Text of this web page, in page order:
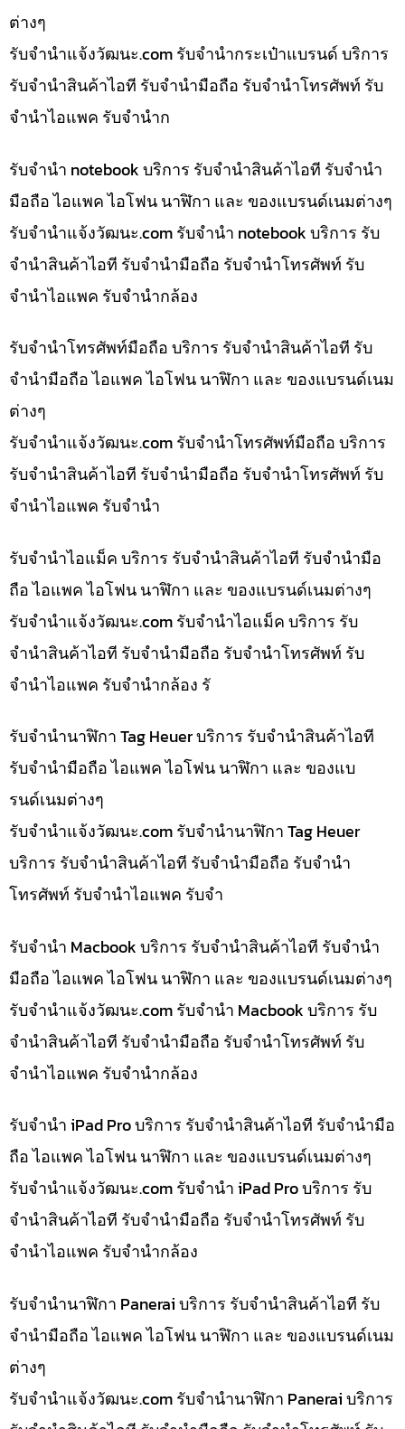
ต่างๆ
รับจํานําแจ้งวัฒนะ.com รับจำนำกระเป๋าแบรนด์ บริการ
รับจำนำสินค้าไอที รับจำนำมือถือ รับจำนำโทรศัพท์ รับ
จำนำไอแพค รับจำนำก
รับจำนำ notebook บริการ รับจำนำสินค้าไอที รับจำนำ
มือถือ ไอแพค ไอโฟน นาฬิกา และ ของแบรนด์เนมต่างๆ
รับจํานําแจ้งวัฒนะ.com รับจำนำ notebook บริการ รับ
จำนำสินค้าไอที รับจำนำมือถือ รับจำนำโทรศัพท์ รับ
จำนำไอแพค รับจำนำกล้อง
รับจำนำโทรศัพท์มือถือ บริการ รับจำนำสินค้าไอที รับ
จำนำมือถือ ไอแพค ไอโฟน นาฬิกา และ ของแบรนด์เนม
ต่างๆ
รับจํานําแจ้งวัฒนะ.com รับจำนำโทรศัพท์มือถือ บริการ
รับจำนำสินค้าไอที รับจำนำมือถือ รับจำนำโทรศัพท์ รับ
จำนำไอแพค รับจำนำ
รับจำนำไอแม็ค บริการ รับจำนำสินค้าไอที รับจำนำมือ
ถือ ไอแพค ไอโฟน นาฬิกา และ ของแบรนด์เนมต่างๆ
รับจํานําแจ้งวัฒนะ.com รับจำนำไอแม็ค บริการ รับ
จำนำสินค้าไอที รับจำนำมือถือ รับจำนำโทรศัพท์ รับ
จำนำไอแพค รับจำนำกล้อง รั
รับจำนำนาฬิกา Tag Heuer บริการ รับจำนำสินค้าไอที
รับจำนำมือถือ ไอแพค ไอโฟน นาฬิกา และ ของแบ
รนด์เนมต่างๆ
รับจํานําแจ้งวัฒนะ.com รับจำนำนาฬิกา Tag Heuer
บริการ รับจำนำสินค้าไอที รับจำนำมือถือ รับจำนำ
โทรศัพท์ รับจำนำไอแพค รับจำ
รับจำนำ Macbook บริการ รับจำนำสินค้าไอที รับจำนำ
มือถือ ไอแพค ไอโฟน นาฬิกา และ ของแบรนด์เนมต่างๆ
รับจํานําแจ้งวัฒนะ.com รับจำนำ Macbook บริการ รับ
จำนำสินค้าไอที รับจำนำมือถือ รับจำนำโทรศัพท์ รับ
จำนำไอแพค รับจำนำกล้อง
รับจำนำ iPad Pro บริการ รับจำนำสินค้าไอที รับจำนำมือ
ถือ ไอแพค ไอโฟน นาฬิกา และ ของแบรนด์เนมต่างๆ
รับจํานําแจ้งวัฒนะ.com รับจำนำ iPad Pro บริการ รับ
จำนำสินค้าไอที รับจำนำมือถือ รับจำนำโทรศัพท์ รับ
จำนำไอแพค รับจำนำกล้อง
รับจำนำนาฬิกา Panerai บริการ รับจำนำสินค้าไอที รับ
จำนำมือถือ ไอแพค ไอโฟน นาฬิกา และ ของแบรนด์เนม
ต่างๆ
รับจํานําแจ้งวัฒนะ.com รับจำนำนาฬิกา Panerai บริการ